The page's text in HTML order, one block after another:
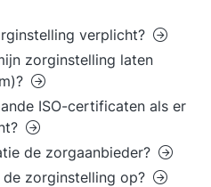
verplicht?
zorginstelling laten
ISO-certificaten als er
de zorgaanbieder?
zorginstelling op?